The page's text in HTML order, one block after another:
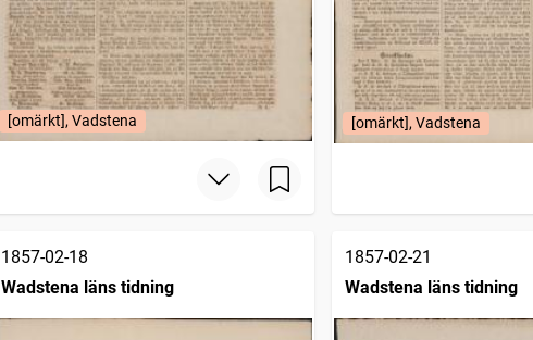
[omärkt], Vadstena [omärkt], Vadstena
1857-02-18
Wadstena läns tidning
1857-02-21
Wadstena läns tidning